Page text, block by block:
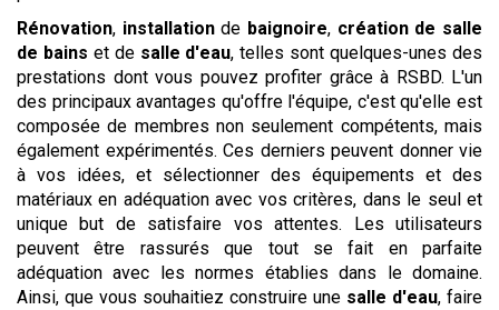
Rénovation, installationde baignoire, création de salle
de bains et de salle d'eau, telles sont quelques-unes des
prestations dont vous pouvez profiter grâce à RSBD. L'un
des principaux avantages qu'offre l'équipe, c'est qu'elle est
composée de membres non seulement compétents, mais
également expérimentés. Ces derniers peuvent donner vie
à vos idées, et sélectionner des équipements et des
matériaux en adéquation avec vos critères, dans le seul et
unique but de satisfaire vos attentes. Les utilisateurs
peuvent être rassurés que tout se fait en parfaite
adéquation avec les normes établies dans le domaine.
Ainsi, que vous souhaitiez construire une salle d'eau, faire